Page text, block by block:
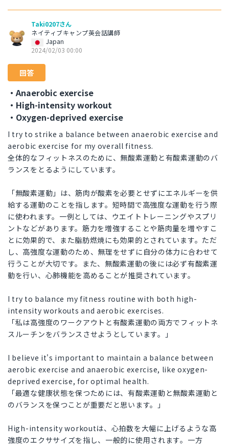
Taki0207さん
ネイティブキャンプ英会話講師
Japan
2024/02/03 00:00
回答
・Anaerobic exercise
・High-intensity workout
・Oxygen-deprived exercise
I try to strike a balance between anaerobic exercise and
aerobic exercise for my overall fitness.
全体的なフィットネスのために、無酸素運動と有酸素運動のバ
ランスをとるようにしています。
「無酸素運動」は、筋肉が酸素を必要とせずにエネルギーを供
給する運動のことを指します。短時間で高強度な運動を行う際
に使われます。一例としては、ウエイトトレーニングやスプリ
ントなどがあります。筋力を増強することや筋肉量を増やすこ
とに効果的で、また脂肪燃焼にも効果的とされています。ただ
し、高強度な運動のため、無理をせずに自分の体力に合わせて
行うことが大切です。また、無酸素運動の後には必ず有酸素運
動を行い、心肺機能を高めることが推奨されています。
I try to balance my fitness routine with both high-
intensity workouts and aerobic exercises.
「私は高強度のワークアウトと有酸素運動の両方でフィットネ
スルーチンをバランスさせようとしています。」
I believe it's important to maintain a balance between
aerobic exercise and anaerobic exercise, like oxygen-
deprived exercise, for optimal health.
「最適な健康状態を保つためには、有酸素運動と無酸素運動と
のバランスを保つことが重要だと思います。」
High-intensity workoutは、心拍数を大幅に上げるような高
強度のエクササイズを指し、一般的に使用されます。一方